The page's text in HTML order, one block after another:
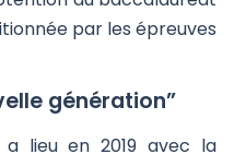
par les épreuves
génération”
a lieu en 2019 avec la